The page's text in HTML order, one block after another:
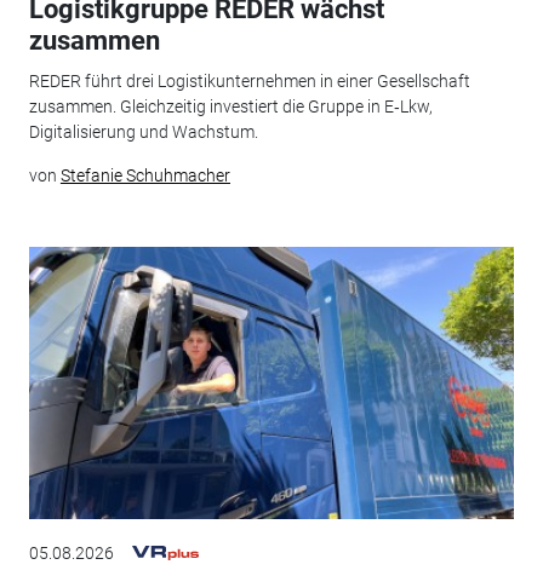
Logistikgruppe REDER wächst
zusammen
REDER führt drei Logistikunternehmen in einer Gesellschaft
zusammen. Gleichzeitig investiert die Gruppe in E‑Lkw,
Digitalisierung und Wachstum.
von Stefanie Schuhmacher
05.08.2026